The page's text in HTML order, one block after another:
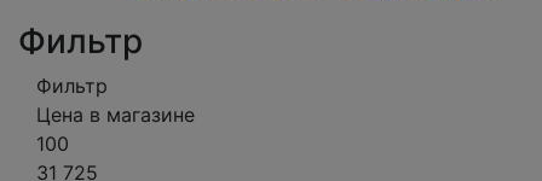
Фильтр
Фильтр
Цена в магазине
100
31 725